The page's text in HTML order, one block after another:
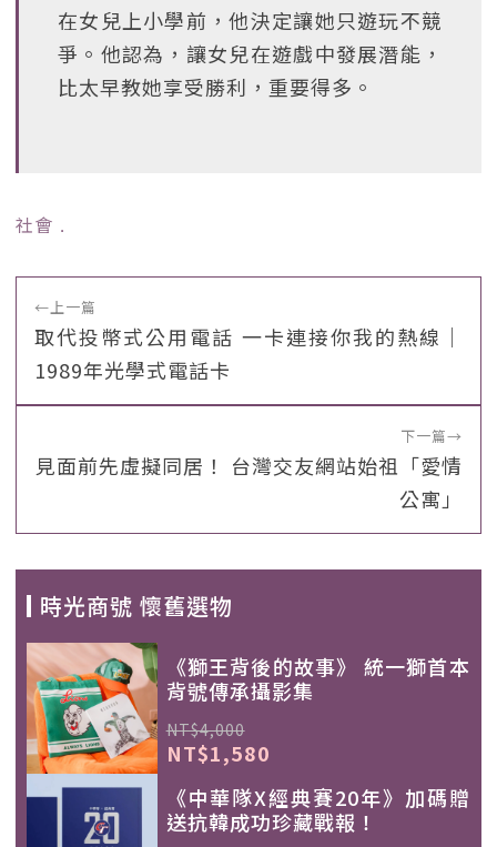
在女兒上小學前，他決定讓她只遊玩不競
爭。他認為，讓女兒在遊戲中發展潛能，
比太早教她享受勝利，重要得多。
社會 ﹒
←上一篇
取代投幣式公用電話 一卡連接你我的熱線｜
1989年光學式電話卡
下一篇→
見面前先虛擬同居！ 台灣交友網站始祖「愛情
公寓」
時光商號 懷舊選物
《獅王背後的故事》 統一獅首本
背號傳承攝影集
NT$4,000
NT$1,580
《中華隊X經典賽20年》加碼贈
送抗韓成功珍藏戰報！